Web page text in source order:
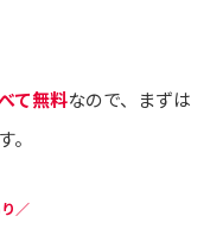
て無料なので、まずは
。
／